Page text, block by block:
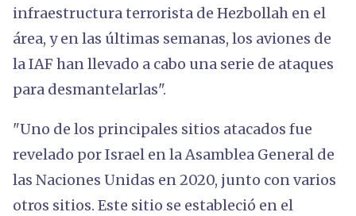
infraestructura terrorista de Hezbollah en el
área, y en las últimas semanas, los aviones de
la IAF han llevado a cabo una serie de ataques
para desmantelarlas".
"Uno de los principales sitios atacados fue
revelado por Israel en la Asamblea General de
las Naciones Unidas en 2020, junto con varios
otros sitios. Este sitio se estableció en el